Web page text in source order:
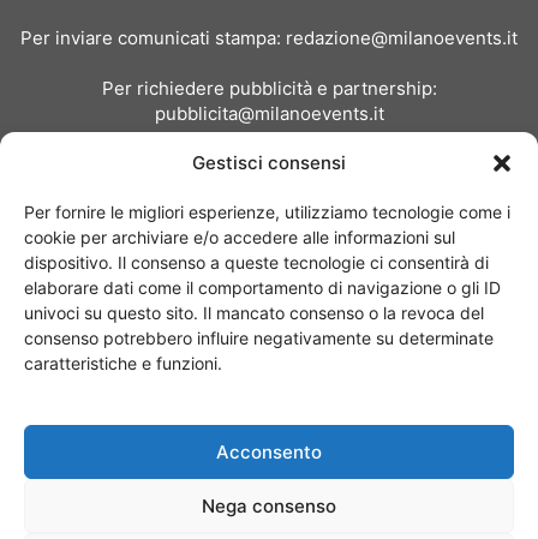
Gestisci consensi
Per fornire le migliori esperienze, utilizziamo tecnologie come i
cookie per archiviare e/o accedere alle informazioni sul
dispositivo. Il consenso a queste tecnologie ci consentirà di
elaborare dati come il comportamento di navigazione o gli ID
univoci su questo sito. Il mancato consenso o la revoca del
consenso potrebbero influire negativamente su determinate
caratteristiche e funzioni.
Acconsento
Nega consenso
Per inviare comunicati stampa: redazione@milanoevents.it
Per richiedere pubblicità e partnership:
pubblicita@milanoevents.it
Chi siamo I Nostri Clienti
© Copyright 2017 - MilanoEvents.it© managed by